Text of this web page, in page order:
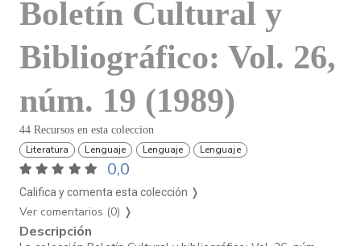
Boletín Cultural y
Bibliográfico: Vol. 26,
núm. 19 (1989)
44 Recursos en esta coleccion
Literatura Lenguaje Lenguaje Lenguaje
0,0
Califica y comenta esta colección ❭
Ver comentarios (0) ❭
Descripción